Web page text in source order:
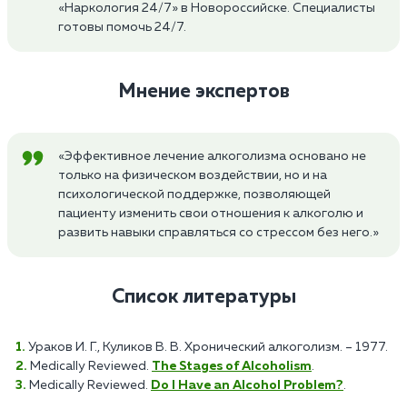
«Наркология 24/7» в Новороссийске. Специалисты
готовы помочь 24/7.
Мнение экспертов
«Эффективное лечение алкоголизма основано не
только на физическом воздействии, но и на
психологической поддержке, позволяющей
пациенту изменить свои отношения к алкоголю и
развить навыки справляться со стрессом без него.»
Список литературы
Ураков И. Г., Куликов В. В. Хронический алкоголизм. – 1977.
Medically Reviewed. The Stages of Alcoholism
Medically Reviewed.
Do I Have an Alcohol Problem?